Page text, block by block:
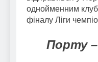
однойменним
фіналу Ліги
Порту